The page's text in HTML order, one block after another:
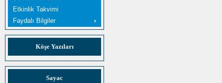
Etkinlik Takvimi
Faydalı Bilgiler
Köşe Yazıları
Sayac